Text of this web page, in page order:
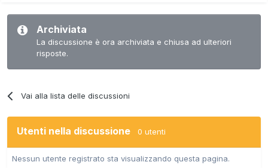
Archiviata
La discussione è ora archiviata e chiusa ad ulteriori
risposte.
Vai alla lista delle discussioni
Utenti nella discussione 0 utenti
Nessun utente registrato sta visualizzando questa pagina.